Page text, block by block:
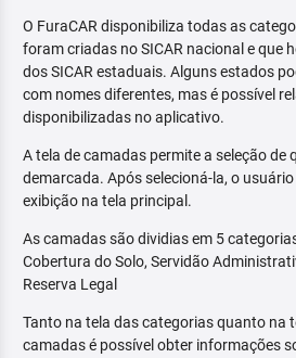
O FuraCAR disponibiliza todas as
foram criadas no SICAR nacional e que
dos SICAR estaduais. Alguns estados
com nomes diferentes, mas é possível
disponibilizadas no aplicativo.
A tela de camadas permite a seleção de
demarcada. Após selecioná-la, o
exibição na tela principal.
As camadas são dividias em 5
Cobertura do Solo, Servidão
Reserva Legal
Tanto na tela das categorias quanto na
camadas é possível obter informações